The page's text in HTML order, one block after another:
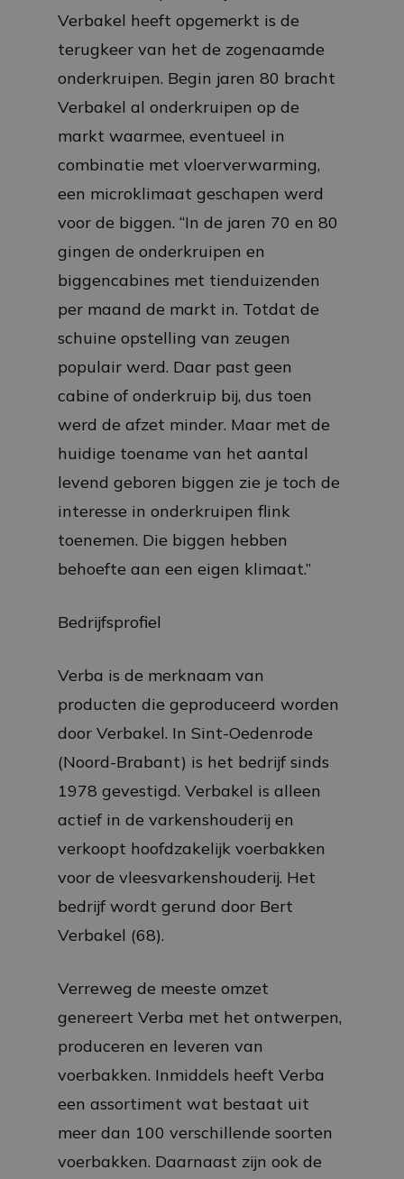
Verbakel heeft opgemerkt is de
terugkeer van het de zogenaamde
onderkruipen. Begin jaren 80 bracht
Verbakel al onderkruipen op de
markt waarmee, eventueel in
combinatie met vloerverwarming,
een microklimaat geschapen werd
voor de biggen. “In de jaren 70 en 80
gingen de onderkruipen en
biggencabines met tienduizenden
per maand de markt in. Totdat de
schuine opstelling van zeugen
populair werd. Daar past geen
cabine of onderkruip bij, dus toen
werd de afzet minder. Maar met de
huidige toename van het aantal
levend geboren biggen zie je toch de
interesse in onderkruipen flink
toenemen. Die biggen hebben
behoefte aan een eigen klimaat.”
Bedrijfsprofiel
Verba is de merknaam van
producten die geproduceerd worden
door Verbakel. In Sint-Oedenrode
(Noord-Brabant) is het bedrijf sinds
1978 gevestigd. Verbakel is alleen
actief in de varkenshouderij en
verkoopt hoofdzakelijk voerbakken
voor de vleesvarkenshouderij. Het
bedrijf wordt gerund door Bert
Verbakel (68).
Verreweg de meeste omzet
genereert Verba met het ontwerpen,
produceren en leveren van
voerbakken. Inmiddels heeft Verba
een assortiment wat bestaat uit
meer dan 100 verschillende soorten
voerbakken. Daarnaast zijn ook de